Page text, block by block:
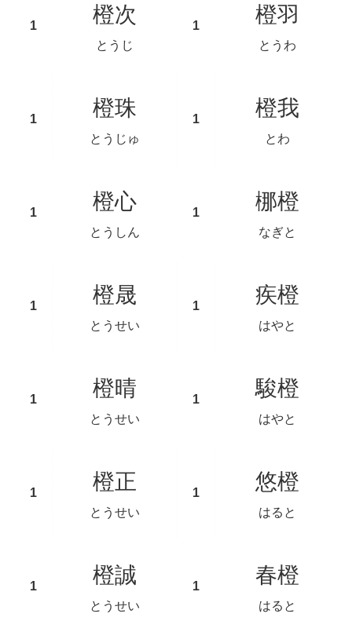
橙次
とうじ
橙羽
とうわ
橙珠
とうじゅ
橙我
とわ
橙心
とうしん
梛橙
なぎと
橙晟
とうせい
疾橙
はやと
橙晴
とうせい
駿橙
はやと
橙正
とうせい
悠橙
はると
橙誠
とうせい
春橙
はると